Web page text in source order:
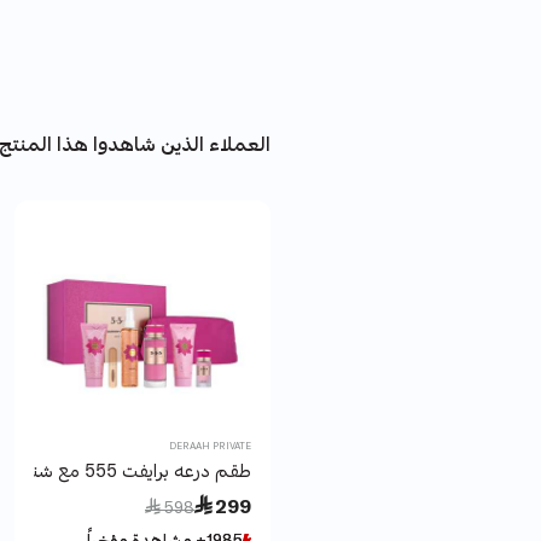
العملاء الذين شاهدوا هذا
DERAAH PRIVATE
طقم درعه برايفت 555 مع شنطة
 299
Price reduced from
 598
to